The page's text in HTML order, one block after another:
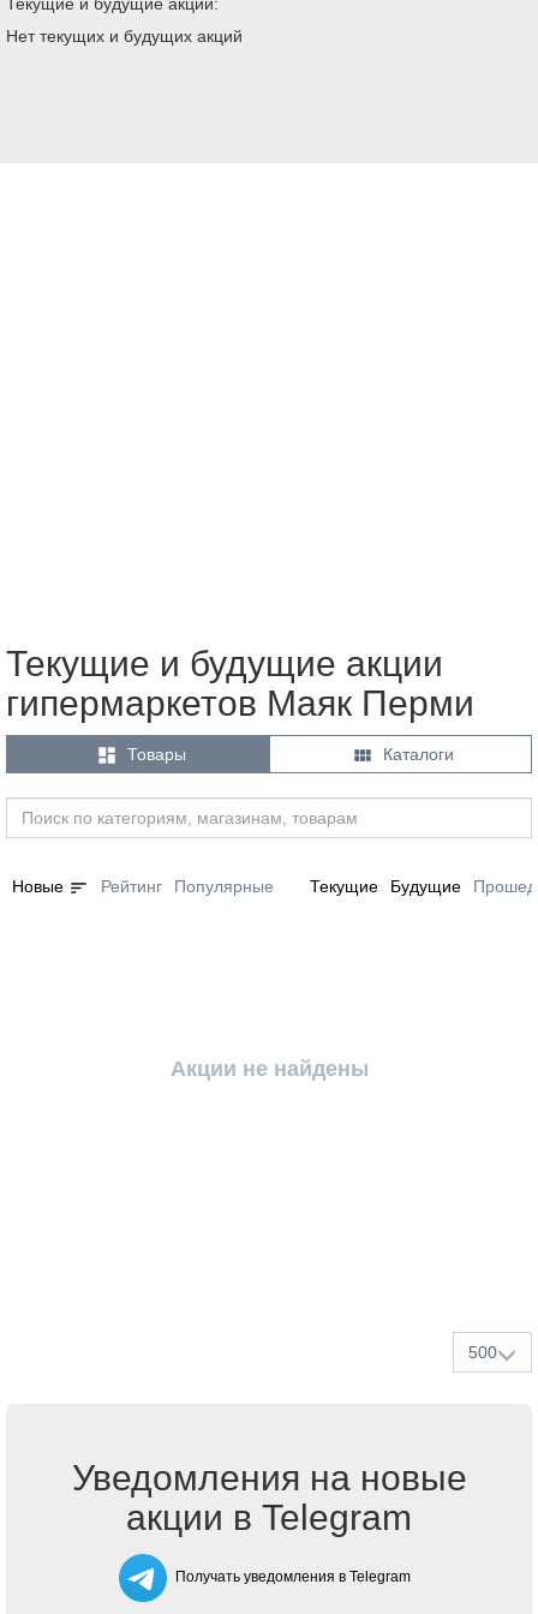
Нет текущих и будущих акций
Текущие и будущие акции
гипермаркетов Маяк Перми
 Товары  Каталоги
Новые sort Рейтинг Популярные Текущие Будущие
Акции не найдены
500
Уведомления на новые
акции в Telegram
Получать уведомления в Telegram